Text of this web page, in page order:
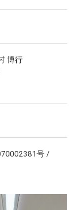
博行
号 /